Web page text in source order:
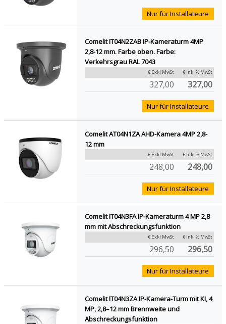
Nur für Installateure
Comelit IT04N2ZAB IP-Kameraturm 4MP
2,8-12 mm. Farbe oben. Farbe:
Verkehrsgrau RAL 7043
€ Exkl MwSt € Inkl % MwSt
327,00 327,00
Nur für Installateure
Comelit AT04N1ZA AHD-Kamera 4MP 2,8-
12 mm
€ Exkl MwSt € Inkl % MwSt
248,00 248,00
Nur für Installateure
Comelit IT04N3FA IP-Kameraturm 4 MP 2,8
mm mit Abschreckungsfunktion
€ Exkl MwSt € Inkl % MwSt
296,50 296,50
Nur für Installateure
Comelit IT04N3ZA IP-Kamera-Turm mit KI, 4
MP, 2,8–12 mm Brennweite und
Abschreckungsfunktion